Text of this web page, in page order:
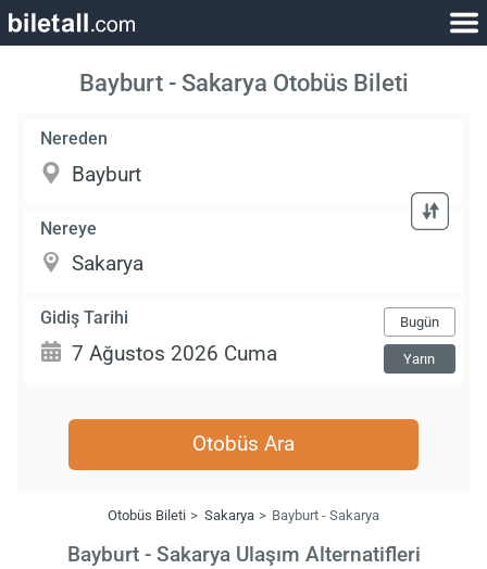
Bayburt - Sakarya Otobüs Bileti
Nereden
Nereye
Gidiş Tarihi Bugün
Yarın
Otobüs Ara
Otobüs Bileti Sakarya Bayburt - Sakarya
Bayburt - Sakarya Ulaşım Alternatifleri